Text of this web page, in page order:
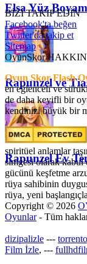
Elsa Yüz
Rapunzel ve
Rapunzel Ev
BİZİ TAKİP EDİN
Facebook'ta beğen
Twitter'da takip et
Sitemap
OyunSkor
Oyun Skor Flash
en eğlenceli ve
de daha keyifli bir
kendinizi büyük bir
spiritüel anlamlar
simgesi olarak
gücünü keşfetme
rüya sahibinin
rüya, yeni
Copyright © 2026
Oyunlar- Tüm
dizipalizle ---
Film İzle, ---